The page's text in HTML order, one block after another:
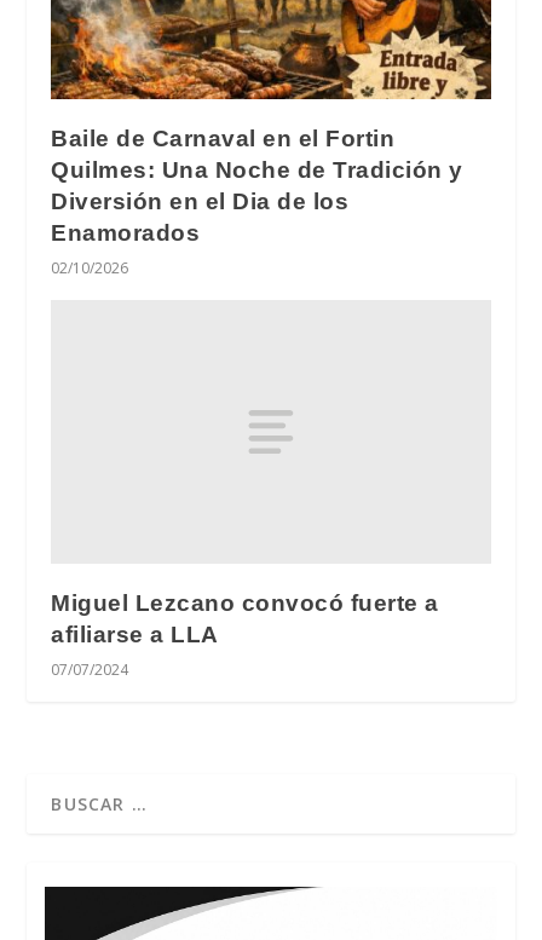
Baile de Carnaval en el Fortin
Quilmes: Una Noche de Tradición y
Diversión en el Dia de los
Enamorados
02/10/2026
Miguel Lezcano convocó fuerte a
afiliarse a LLA
07/07/2024